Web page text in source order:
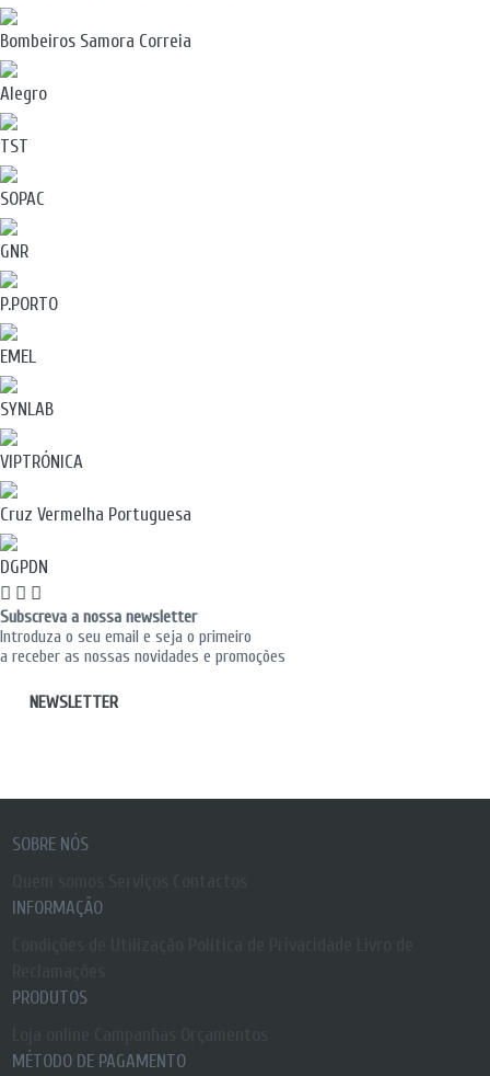
Bombeiros Samora Correia
Alegro
TST
SOPAC
GNR
P.PORTO
EMEL
SYNLAB
VIPTRÓNICA
Cruz Vermelha Portuguesa
DGPDN
Subscreva a nossa newsletter
Introduza o seu email e seja o primeiro
a receber as nossas novidades e promoções
NEWSLETTER
SOBRE NÓS
INFORMAÇÃO
PRODUTOS
MÉTODO DE PAGAMENTO